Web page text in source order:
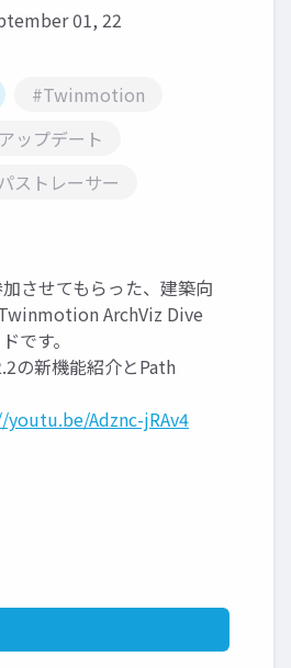
01, 22
#Twinmotion
ップデート
ストレーサー
させてもらった、建築向
ArchViz Dive
です。
の新機能紹介とPath
Adznc-jRAv4